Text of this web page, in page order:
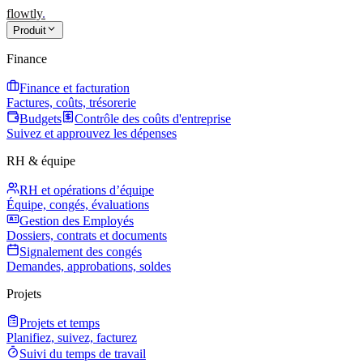
flowtly.
Produit
Finance
Finance et facturation
Factures, coûts, trésorerie
Budgets
Contrôle des coûts d'entreprise
Suivez et approuvez les dépenses
RH & équipe
RH et opérations d’équipe
Équipe, congés, évaluations
Gestion des Employés
Dossiers, contrats et documents
Signalement des congés
Demandes, approbations, soldes
Projets
Projets et temps
Planifiez, suivez, facturez
Suivi du temps de travail